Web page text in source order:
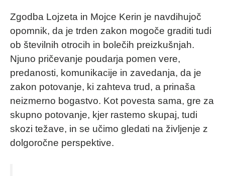
Zgodba Lojzeta in Mojce Kerin je navdihujoč
opomnik, da je trden zakon mogoče graditi tudi
ob številnih otrocih in bolečih preizkušnjah.
Njuno pričevanje poudarja pomen vere,
predanosti, komunikacije in zavedanja, da je
zakon potovanje, ki zahteva trud, a prinaša
neizmerno bogastvo. Kot povesta sama, gre za
skupno potovanje, kjer rastemo skupaj, tudi
skozi težave, in se učimo gledati na življenje z
dolgoročne perspektive.